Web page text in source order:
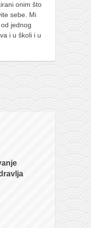
onim što
sebe. Mi
jednog
i u školi i u